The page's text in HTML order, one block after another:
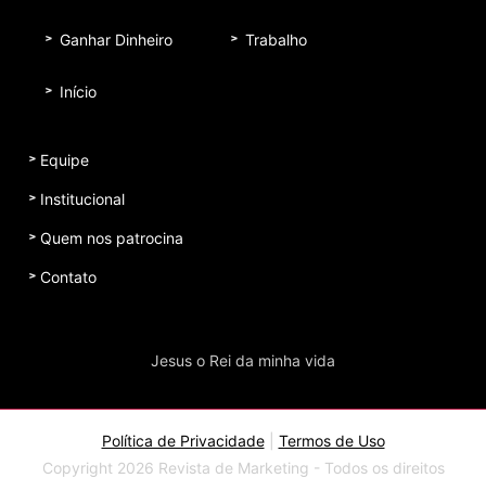
Ganhar Dinheiro
Início
Trabalho
Equipe
Institucional
Quem nos patrocina
Contato
Jesus o Rei da minha vida
Política de Privacidade| Termos de Uso
Copyright 2026 Revista de Marketing - Todos os direitos